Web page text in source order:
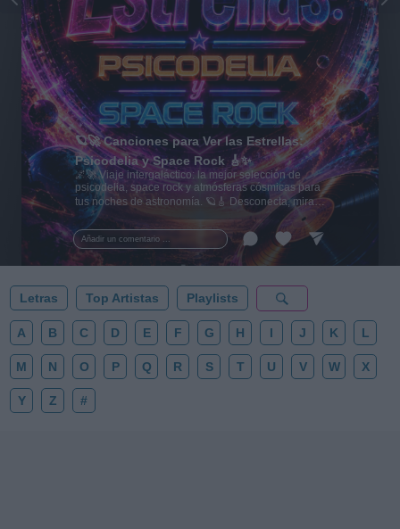
Añadir un comentario ...
🪐🚀 Canciones para Ver las Estrellas:
Psicodelia y Space Rock 🎸✨
🌌🚀 Viaje intergaláctico: la mejor selección de
psicodelia, space rock y atmósferas cósmicas para
tus noches de astronomía. 🪐🎸 Desconecta, mira
al firmamento y siente la gravedad cero. 💾 ¡Guarda
esta colección para tu próxima noche estrellada!
✨⭐
Letras Top Artistas Playlists
A B C D E F G H I J K L
M N O P Q R S T U V W X
Y Z #